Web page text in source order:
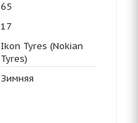
65
17
Ikon Tyres (Nokian
Tyres)
Зимняя